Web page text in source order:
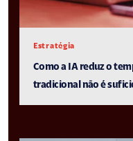
Estratégia
Como a IA reduz o
tradicional não é